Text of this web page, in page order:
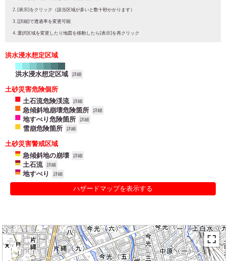
[表示]をクリック（該当区域が多いと数十秒かかります）
[詳細]で透過率を変更可能
選択区域を変更したり地図を移動したら[表示]を再クリック
洪水浸水想定区域
洪水浸水想定区域 詳細
土砂災害危険個所
土石流危険渓流
詳細
急傾斜地崩壊危険箇所 詳細
地すべり危険箇所 詳細
雪崩危険箇所 詳細
土砂災害警戒区域
急傾斜地の崩壊
詳細
土石流 詳細
地すべり 詳細
ハザードマップを表示する